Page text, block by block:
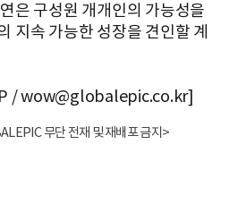
은 구성원 개개인의 가능성을
지속 가능한 성장을 견인할 계
/ wow@globalepic.co.kr]
무단 전재 및 재배포 금지>